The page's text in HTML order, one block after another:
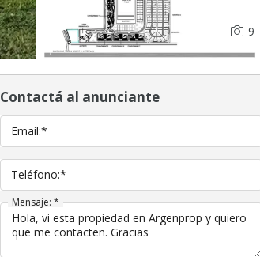
9
Contactá al anunciante
Email:*
Teléfono:*
Mensaje: *